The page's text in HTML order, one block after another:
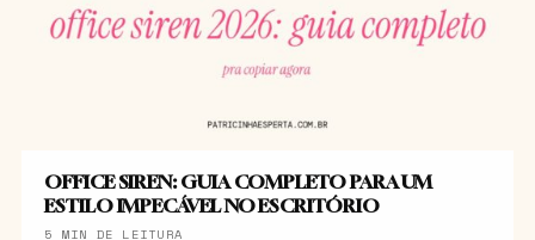
OFFICE SIREN: GUIA COMPLETO PARA UM
ESTILO IMPECÁVEL NO ESCRITÓRIO
5 MIN DE LEITURA